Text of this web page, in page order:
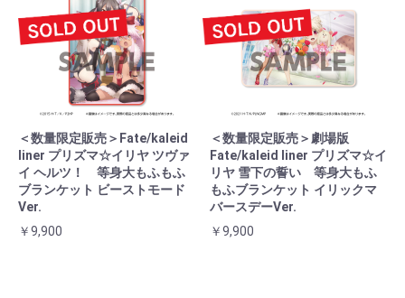
＜数量限定販売＞Fate/kaleid
liner プリズマ☆イリヤ ツヴァ
イ ヘルツ！ 等身大もふもふ
ブランケット ビーストモード
Ver.
￥9,900
＜数量限定販売＞劇場版
Fate/kaleid liner プリズマ☆イ
リヤ 雪下の誓い 等身大もふ
もふブランケット イリックマ
バースデーVer.
￥9,900